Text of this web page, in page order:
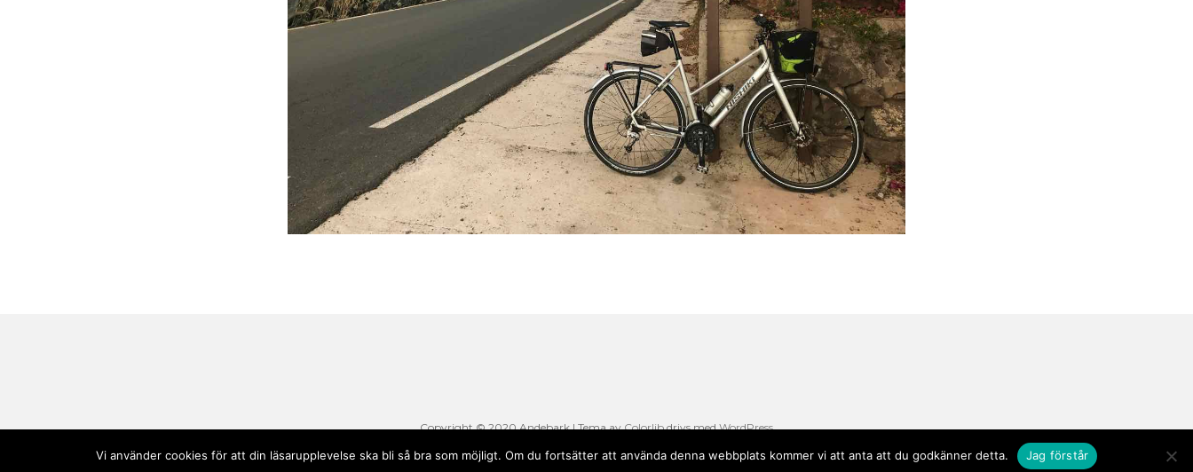
Copyright © 2020 Andebark | Tema avColorlibdrivs medWordPress
Vi använder cookies för att din läsarupplevelse ska bli så bra som möjligt. Om du fortsätter att använda denna webbplats kommer vi att anta att du godkänner detta. Jag förstår